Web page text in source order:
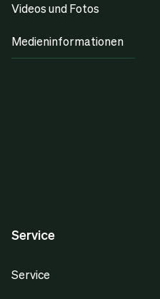
Videos und Fotos
Medieninformationen
Service
Service